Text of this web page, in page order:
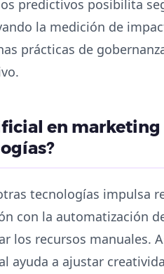
predictivos posibilita
la medición de
prácticas de
en
tecnologías impulsa
con la automatización
los recursos manuales.
ayuda a ajustar